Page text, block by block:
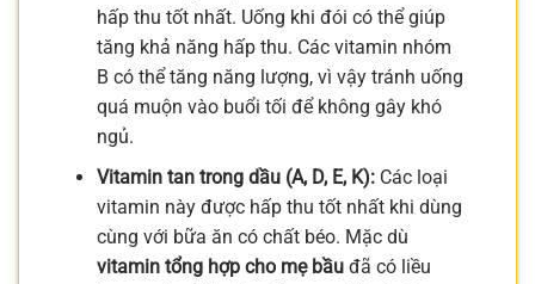
hấp thu tốt nhất. Uống khi đói có thể giúp
tăng khả năng hấp thu. Các vitamin nhóm
B có thể tăng năng lượng, vì vậy tránh uống
quá muộn vào buổi tối để không gây khó
ngủ.
Vitamin tan trong dầu (A, D, E, K):Các loại
vitamin này được hấp thu tốt nhất khi dùng
cùng với bữa ăn có chất béo. Mặc dù
vitamin tổng hợp cho mẹ bầuđã có liều